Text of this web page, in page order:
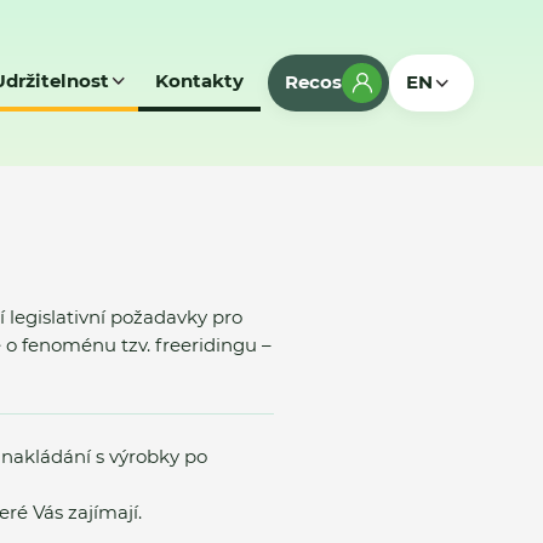
Kontakty Recos EN
legislativní požadavky pro
fenoménu tzv. freeridingu –
s výrobky po
Vás zajímají.